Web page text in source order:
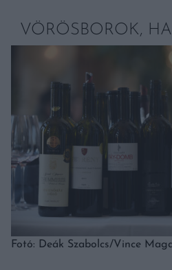
VÖRÖSBOROK,
Fotó: Deák Szabolcs/Vince